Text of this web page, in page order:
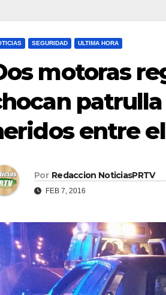
SEGURIDAD ULTIMA HORA
motoras
entre
Por Redaccion NoticiasPRTV
FEB 7, 2016